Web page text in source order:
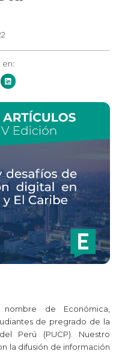
en:
de Económica,
de pregrado de la
Perú (PUCP). Nuestro
la difusión de información